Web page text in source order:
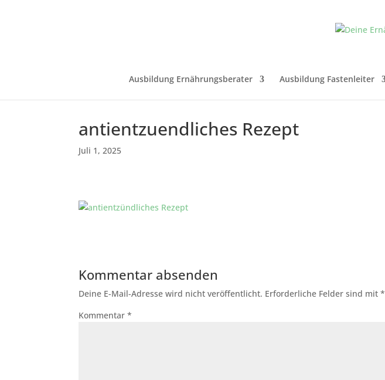
Ausbildung Ernährungsberater Ausbildung Fastenleiter
antientzuendliches Rezept
Juli 1, 2025
Kommentar absenden
Deine E-Mail-Adresse wird nicht veröffentlicht. Erforderliche Felder sind mit*
Kommentar*